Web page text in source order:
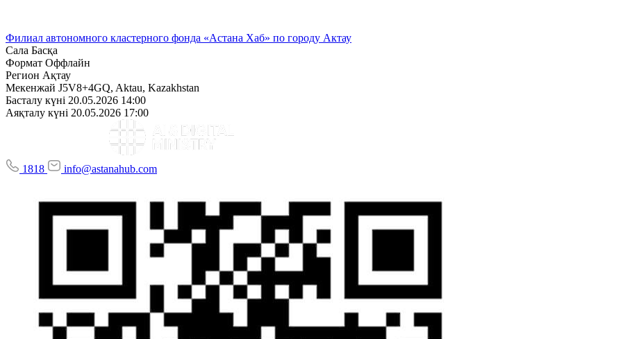
Филиал автономного кластерного фонда «Астана Хаб» по городу Актау
Сала Басқа
Формат Оффлайн
Регион Ақтау
Мекенжай J5V8+4GQ, Aktau, Kazakhstan
Басталу күні 20.05.2026 14:00
Аяқталу күні 20.05.2026 17:00
1818 info@astanahub.com